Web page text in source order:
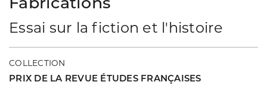
Essai sur la fiction et l'histoire
COLLECTION
PRIX DE LA REVUE ÉTUDES FRANÇAISES